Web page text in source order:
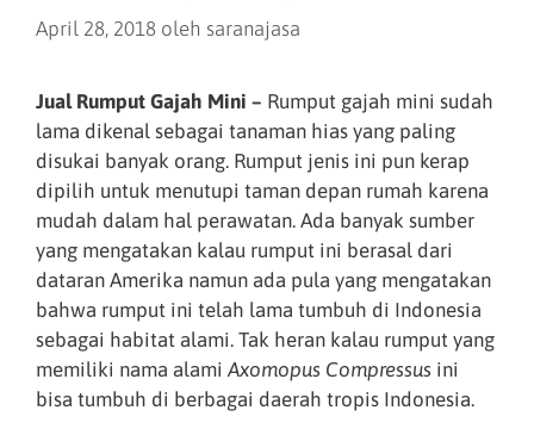
April 28, 2018 oleh saranajasa
Jual Rumput Gajah Mini – Rumput gajah mini sudah
lama dikenal sebagai tanaman hias yang paling
disukai banyak orang. Rumput jenis ini pun kerap
dipilih untuk menutupi taman depan rumah karena
mudah dalam hal perawatan. Ada banyak sumber
yang mengatakan kalau rumput ini berasal dari
dataran Amerika namun ada pula yang mengatakan
bahwa rumput ini telah lama tumbuh di Indonesia
sebagai habitat alami. Tak heran kalau rumput yang
memiliki nama alami Axomopus Compressus ini
bisa tumbuh di berbagai daerah tropis Indonesia.